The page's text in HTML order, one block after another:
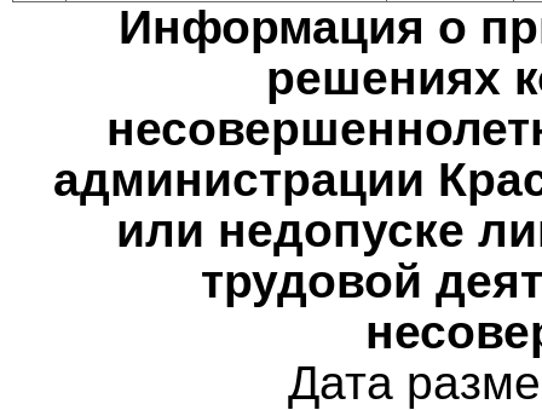
Информация о
решениях
администрации
или недопуске
трудовой
Дата